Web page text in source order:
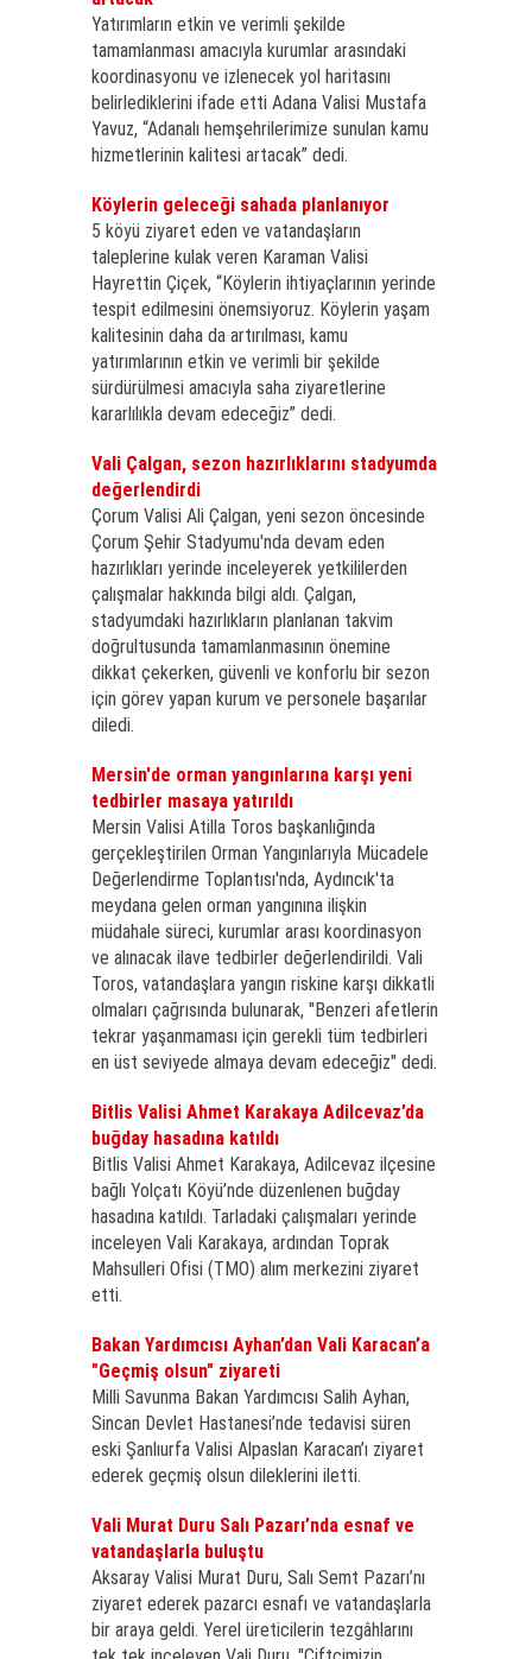
Yatırımların etkin ve verimli şekilde
tamamlanması amacıyla kurumlar arasındaki
koordinasyonu ve izlenecek yol haritasını
belirlediklerini ifade etti Adana Valisi Mustafa
Yavuz, “Adanalı hemşehrilerimize sunulan kamu
hizmetlerinin kalitesi artacak” dedi.
Köylerin geleceği sahada planlanıyor
5 köyü ziyaret eden ve vatandaşların
taleplerine kulak veren Karaman Valisi
Hayrettin Çiçek, “Köylerin ihtiyaçlarının yerinde
tespit edilmesini önemsiyoruz. Köylerin yaşam
kalitesinin daha da artırılması, kamu
yatırımlarının etkin ve verimli bir şekilde
sürdürülmesi amacıyla saha ziyaretlerine
kararlılıkla devam edeceğiz” dedi.
Vali Çalgan, sezon hazırlıklarını stadyumda
değerlendirdi
Çorum Valisi Ali Çalgan, yeni sezon öncesinde
Çorum Şehir Stadyumu'nda devam eden
hazırlıkları yerinde inceleyerek yetkililerden
çalışmalar hakkında bilgi aldı. Çalgan,
stadyumdaki hazırlıkların planlanan takvim
doğrultusunda tamamlanmasının önemine
dikkat çekerken, güvenli ve konforlu bir sezon
için görev yapan kurum ve personele başarılar
diledi.
Mersin'de orman yangınlarına karşı yeni
tedbirler masaya yatırıldı
Mersin Valisi Atilla Toros başkanlığında
gerçekleştirilen Orman Yangınlarıyla Mücadele
Değerlendirme Toplantısı'nda, Aydıncık'ta
meydana gelen orman yangınına ilişkin
müdahale süreci, kurumlar arası koordinasyon
ve alınacak ilave tedbirler değerlendirildi. Vali
Toros, vatandaşlara yangın riskine karşı dikkatli
olmaları çağrısında bulunarak, "Benzeri afetlerin
tekrar yaşanmaması için gerekli tüm tedbirleri
en üst seviyede almaya devam edeceğiz" dedi.
Bitlis Valisi Ahmet Karakaya Adilcevaz’da
buğday hasadına katıldı
Bitlis Valisi Ahmet Karakaya, Adilcevaz ilçesine
bağlı Yolçatı Köyü’nde düzenlenen buğday
hasadına katıldı. Tarladaki çalışmaları yerinde
inceleyen Vali Karakaya, ardından Toprak
Mahsulleri Ofisi (TMO) alım merkezini ziyaret
etti.
Bakan Yardımcısı Ayhan’dan Vali Karacan’a
"Geçmiş olsun" ziyareti
Milli Savunma Bakan Yardımcısı Salih Ayhan,
Sincan Devlet Hastanesi’nde tedavisi süren
eski Şanlıurfa Valisi Alpaslan Karacan’ı ziyaret
ederek geçmiş olsun dileklerini iletti.
Vali Murat Duru Salı Pazarı’nda esnaf ve
vatandaşlarla buluştu
Aksaray Valisi Murat Duru, Salı Semt Pazarı’nı
ziyaret ederek pazarcı esnafı ve vatandaşlarla
bir araya geldi. Yerel üreticilerin tezgâhlarını